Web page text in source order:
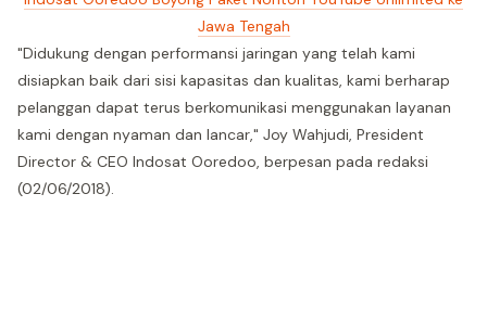
Jawa Tengah
"Didukung dengan performansi jaringan yang telah kami
disiapkan baik dari sisi kapasitas dan kualitas, kami berharap
pelanggan dapat terus berkomunikasi menggunakan layanan
kami dengan nyaman dan lancar," Joy Wahjudi, President
Director & CEO Indosat Ooredoo, berpesan pada redaksi
(02/06/2018).